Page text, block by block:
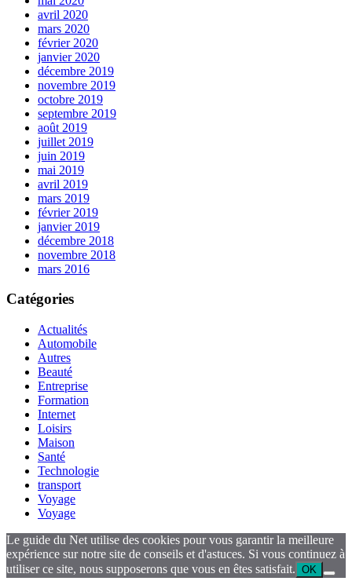
avril 2020
mars 2020
février 2020
janvier 2020
décembre 2019
novembre 2019
octobre 2019
septembre 2019
août 2019
juillet 2019
juin 2019
mai 2019
avril 2019
mars 2019
février 2019
janvier 2019
décembre 2018
novembre 2018
mars 2016
Catégories
Actualités
Automobile
Autres
Beauté
Entreprise
Formation
Internet
Loisirs
Maison
Santé
Technologie
transport
Voyage
Voyage
Le guide du Net utilise des cookies pour vous garantir la meilleure
expérience sur notre site de conseils et d'astuces. Si vous continuez à
utiliser ce site, nous supposerons que vous en êtes satisfait. OK